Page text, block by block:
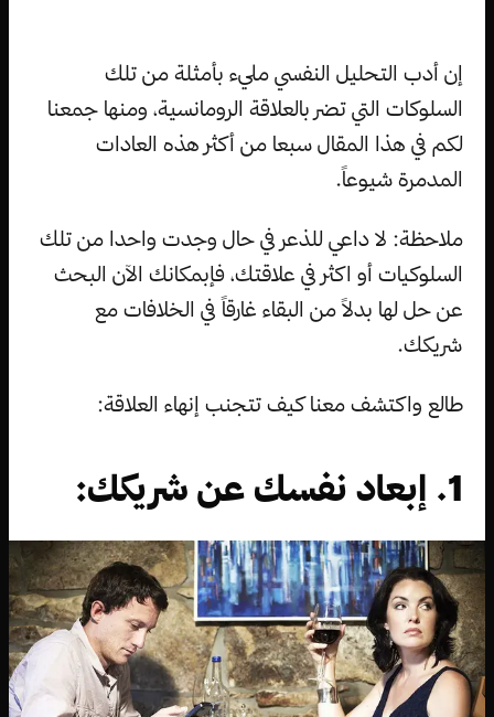
إن أدب التحليل النفسي مليء بأمثلة من تلك
السلوكات التي تضر بالعلاقة الرومانسية، ومنها جمعنا
لكم في هذا المقال سبعا من أكثر هذه العادات
المدمرة شيوعاً.
ملاحظة: لا داعي للذعر في حال وجدت واحدا من تلك
السلوكيات أو اكثر في علاقتك، فإبمكانك الآن البحث
عن حل لها بدلاً من البقاء غارقاً في الخلافات مع
شريكك.
طالع واكتشف معنا كيف تتجنب إنهاء العلاقة:
1. إبعاد نفسك عن شريكك: